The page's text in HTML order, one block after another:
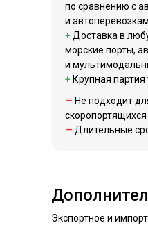
по сравнению с
и
+ Доставка в
морские порты,
и
+ Крупная
— Не подходит
скоропортящихся
— Длительные
Экспортное и